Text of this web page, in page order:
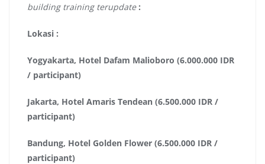
building training terupdate :
Lokasi :
Yogyakarta, Hotel Dafam Malioboro (6.000.000 IDR
/ participant)
Jakarta, Hotel Amaris Tendean (6.500.000 IDR /
participant)
Bandung, Hotel Golden Flower (6.500.000 IDR /
participant)